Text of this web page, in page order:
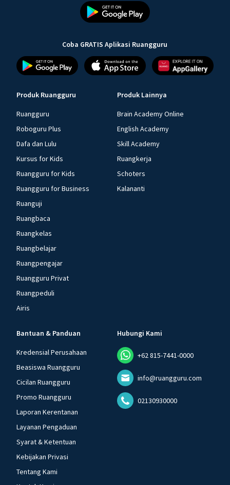
Coba GRATIS Aplikasi Ruangguru
Produk Ruangguru
Ruangguru
Roboguru Plus
Dafa dan Lulu
Kursus for Kids
Ruangguru for Kids
Ruangguru for Business
Ruanguji
Ruangbaca
Ruangkelas
Ruangbelajar
Ruangpengajar
Ruangguru Privat
Ruangpeduli
Airis
Produk Lainnya
Brain Academy Online
English Academy
Skill Academy
Ruangkerja
Schoters
Kalananti
Bantuan & Panduan
Kredensial Perusahaan
Beasiswa Ruangguru
Cicilan Ruangguru
Promo Ruangguru
Laporan Kerentanan
Layanan Pengaduan
Syarat & Ketentuan
Kebijakan Privasi
Tentang Kami
Hubungi Kami
+62 815-7441-0000
info@ruangguru.com
02130930000